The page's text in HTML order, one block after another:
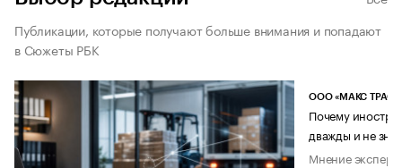
Публикации, которые получают больше внимания и попадают
в Сюжеты РБК
ООО «МАКС ТРАСТ»
Почему
дважды и не
Мнение